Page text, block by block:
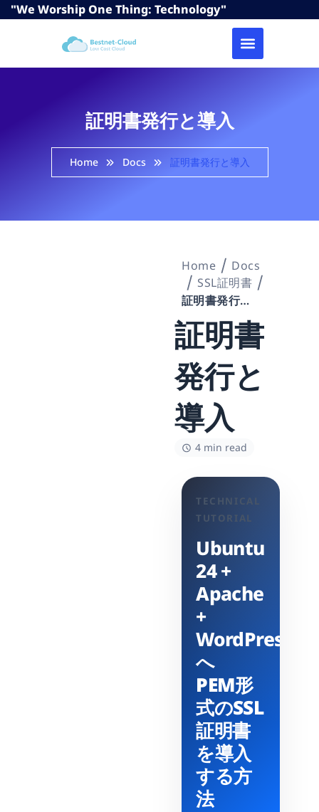
"We Worship One Thing: Technology"
証明書発行と導入
Home Docs 証明書発行と導入
Home
Docs
SSL証明書
証明書発行と導入
証明書
発行と
導入
4 min read
TECHNICAL
TUTORIAL
Ubuntu
24 +
Apache
+
WordPress
へ
PEM形
式のSSL
証明書
を導入
する方
法